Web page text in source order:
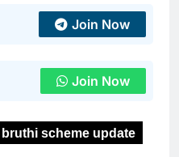
Join Now
Join Now
scheme update